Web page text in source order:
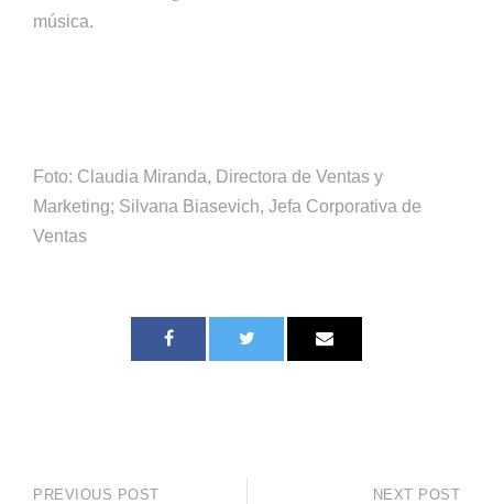
música.
Foto: Claudia Miranda, Directora de Ventas y
Marketing; Silvana Biasevich, Jefa Corporativa de
Ventas
PREVIOUS POST NEXT POST